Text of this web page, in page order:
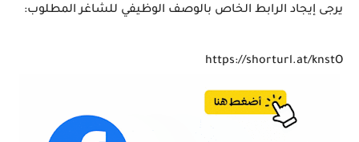
يرجى إيجاد الرابط الخاص بالوصف الوظيفي للشاغر المطلوب:
https://shorturl.at/knstO